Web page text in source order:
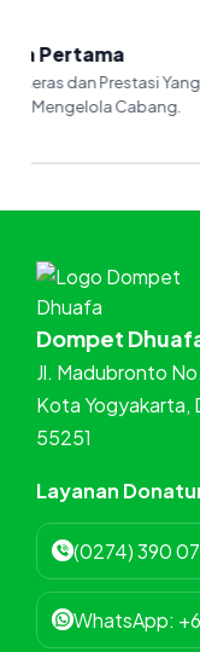
Pertama
Keras dan Prestasi Yang
Mengelola Cabang.
Dompet
Jl. Madubronto
Kota Yogyakarta,
55251
Layanan
(0274) 390
WhatsApp: